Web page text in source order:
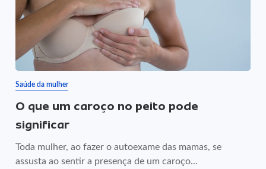
Saúde da mulher
O que um caroço no peito pode
significar
Toda mulher, ao fazer o autoexame das mamas, se
assusta ao sentir a presença de um caroço...